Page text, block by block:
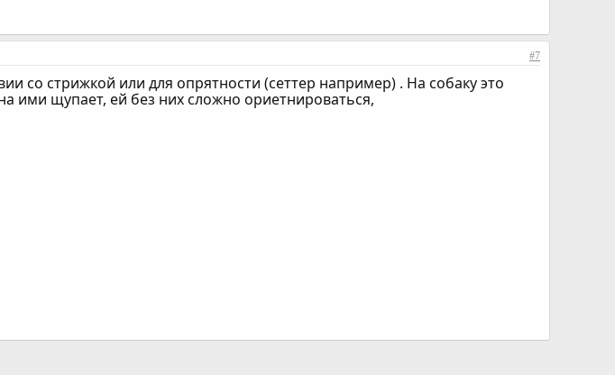
#7
со стрижкой или для опрятности (сеттер например) . На собаку это
ими щупает, ей без них сложно ориетнироваться,